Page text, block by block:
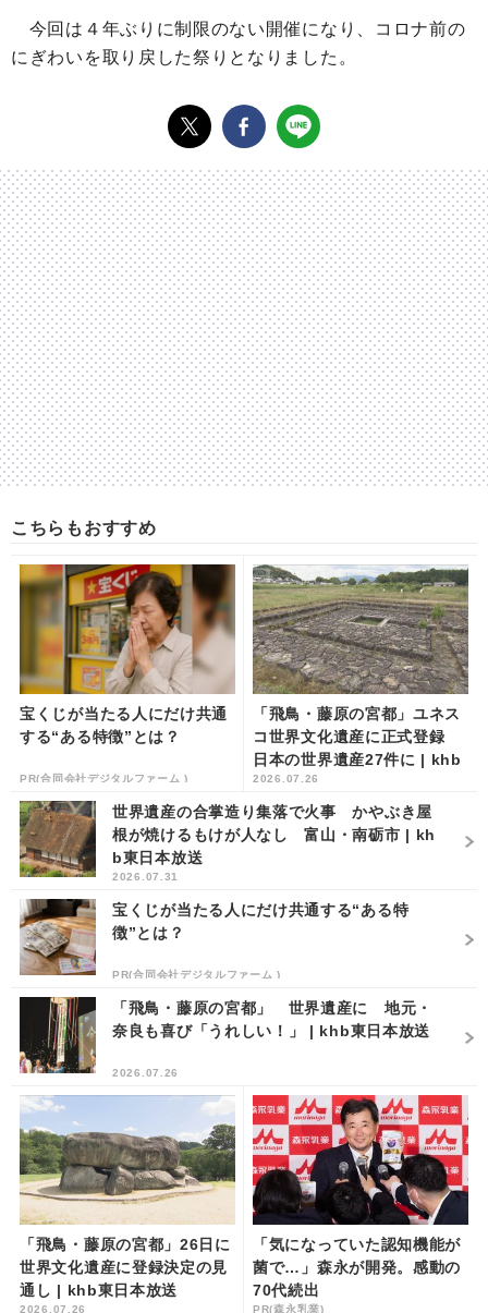
今回は４年ぶりに制限のない開催になり、コロナ前の
にぎわいを取り戻した祭りとなりました。
こちらもおすすめ
宝くじが当たる人にだけ共通
する“ある特徴”とは？
PR(合同会社デジタルファーム )
「飛鳥・藤原の宮都」ユネス
コ世界文化遺産に正式登録
日本の世界遺産27件に | khb
東日本放送
2026.07.26
世界遺産の合掌造り集落で火事 かやぶき屋
根が焼けるもけが人なし 富山・南砺市 | kh
b東日本放送
2026.07.31
宝くじが当たる人にだけ共通する“ある特
徴”とは？
PR(合同会社デジタルファーム )
「飛鳥・藤原の宮都」 世界遺産に 地元・
奈良も喜び「うれしい！」 | khb東日本放送
2026.07.26
「飛鳥・藤原の宮都」26日に
世界文化遺産に登録決定の見
通し | khb東日本放送
2026.07.26
「気になっていた認知機能が
菌で…」森永が開発。感動の
70代続出
PR(森永乳業)